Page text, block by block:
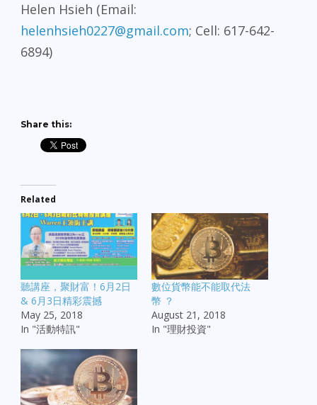
Helen Hsieh (Email:
helenhsieh0227@gmail.com; Cell: 617-642-
6894)
Share this:
Related
聽講座，聚財富！6月2日
& 6月3日精彩震撼
May 25, 2018
In "活動特訊"
數位貨幣能不能取代法
幣 ？
August 21, 2018
In "理財投資"